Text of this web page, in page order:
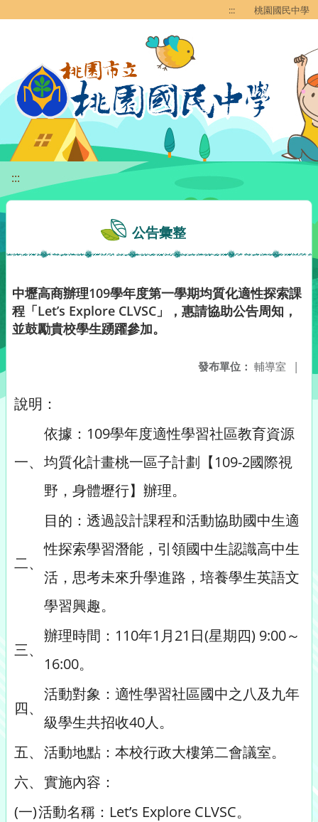
::: 桃園國民中學
:::
公告彙整
中壢高商辦理109學年度第一學期均質化適性探索課
程「Let’s Explore CLVSC」，惠請協助公告周知，
並鼓勵貴校學生踴躍參加。
發布單位： 輔導室 |
說明：
一、
依據：109學年度適性學習社區教育資源
均質化計畫桃一區子計劃【109-2國際視
野，身體壢行】辦理。
二、
目的：透過設計課程和活動協助國中生適
性探索學習潛能，引領國中生認識高中生
活， 思考未來升學進路，培養學生英語文
學習興趣。
三、
辦理時間：110年1月21日(星期四) 9:00～
16:00。
四、
活動對象：適性學習社區國中之八及九年
級學生共招收40人。
五、 活動地點：本校行政大樓第二會議室。
六、 實施內容：
(一)活動名稱：Let’s Explore CLVSC。